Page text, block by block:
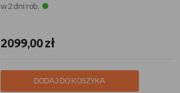
w 2 dni rob.
2099,00 zł
DODAJ DO KOSZYKA